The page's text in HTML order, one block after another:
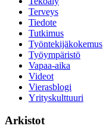
Terveys
Tiedote
Tutkimus
Työntekijäkokemus
Työympäristö
Vapaa-aika
Videot
Vierasblogi
Yrityskulttuuri
Arkistot